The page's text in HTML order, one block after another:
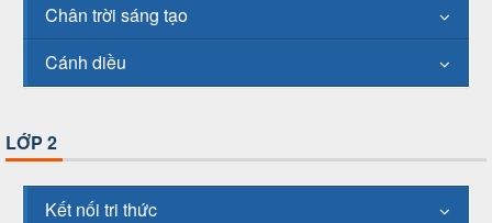
Chân trời sáng tạo
Cánh diều
LỚP 2
Kết nối tri thức